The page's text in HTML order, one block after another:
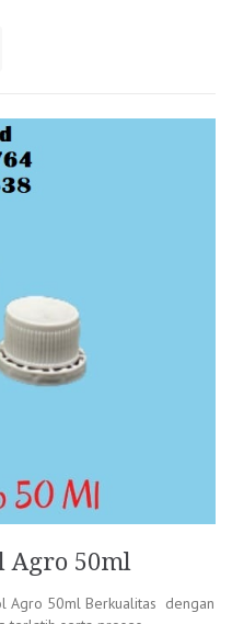
Agro 50ml
Agro 50ml Berkualitas dengan